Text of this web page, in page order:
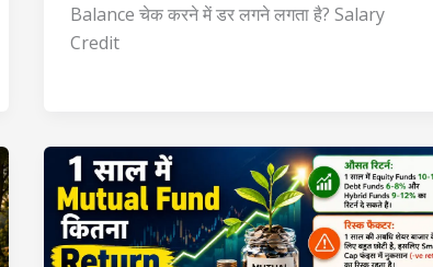
Balance चेक करने में डर लगने लगता है? Salary
Credit